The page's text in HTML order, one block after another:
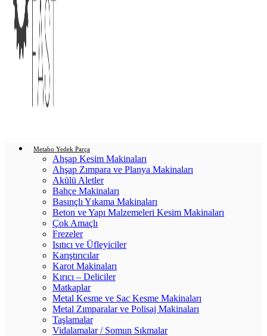
Metabo Yedek Parça
Ahşap Kesim Makinaları
Ahşap Zımpara ve Planya Makinaları
Akülü Aletler
Bahçe Makinaları
Basınçlı Yıkama Makinaları
Beton ve Yapı Malzemeleri Kesim Makinaları
Çok Amaçlı
Frezeler
Isıtıcı ve Üfleyiciler
Karıştırıcılar
Karot Makinaları
Kırıcı – Deliciler
Matkaplar
Metal Kesme ve Sac Kesme Makinaları
Metal Zımparalar ve Polisaj Makinaları
Taşlamalar
Vidalamalar / Somun Sıkmalar